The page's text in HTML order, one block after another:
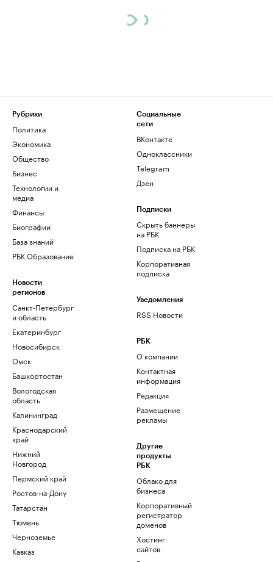
Рубрики
Политика
Экономика
Общество
Бизнес
Технологии и
медиа
Финансы
Биографии
База знаний
РБК Образование
Новости
регионов
Санкт-Петербург
и область
Екатеринбург
Новосибирск
Омск
Башкортостан
Вологодская
область
Калининград
Краснодарский
край
Нижний
Новгород
Пермский край
Ростов-на-Дону
Татарстан
Тюмень
Черноземье
Кавказ
Социальные
сети
ВКонтакте
Одноклассники
Telegram
Дзен
Подписки
Скрыть баннеры
на РБК
Подписка на РБК
Корпоративная
подписка
Уведомления
RSS Новости
РБК
О компании
Контактная
информация
Редакция
Размещение
рекламы
Другие
продукты
РБК
Облако для
бизнеса
Корпоративный
регистратор
доменов
Хостинг
сайтов